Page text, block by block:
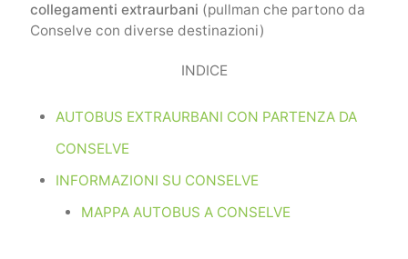
collegamenti extraurbani (pullman che partono da
Conselve con diverse destinazioni)
INDICE
AUTOBUS EXTRAURBANI CON PARTENZA DA
CONSELVE
INFORMAZIONI SU CONSELVE
MAPPA AUTOBUS A CONSELVE